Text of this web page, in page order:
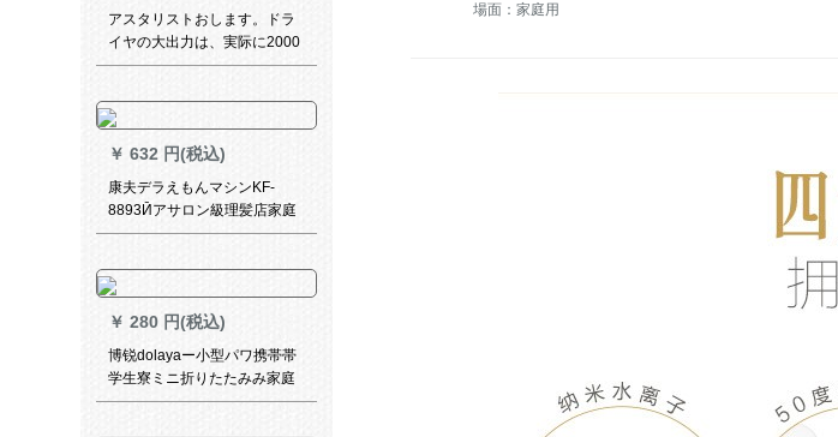
アスタリストおします。ドラ
イヤの大出力は、実际に2000
Wのドライヤの多段阶の大风
￥ 632 円(税込)
康夫デラえもんマシンKF-
8893Ӣアサロン級理髪店家庭
用モデルブロックレマイナイ
￥ 280 円(税込)
博锐dolayaー小型パワ携帯帯
学生寮ミニ折りたたみみ家庭
用ドライヤPH 1605标准配合
場面：家庭用